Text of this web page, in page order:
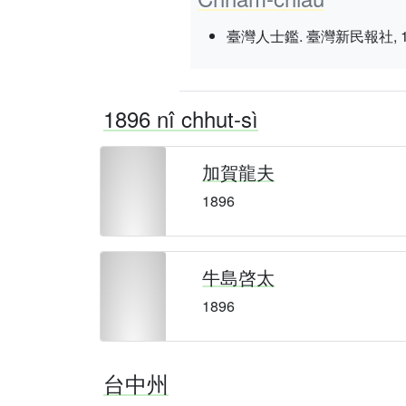
臺灣人士鑑. 臺灣新民報社,
1896 nî chhut-sì
加賀龍夫
1896
牛島啓太
1896
台中州